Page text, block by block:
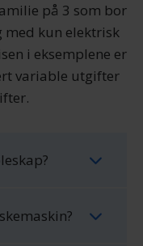
på 3 som bor
med kun elektrisk
i eksemplene er
variable utgifter